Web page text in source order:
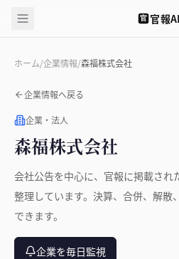
官 官報AI
ホーム/企業情報/森福株式会社
企業情報へ戻る
企業・法人
森福株式会社
会社公告を中心に、官報に掲載され
整理しています。決算、合併、解散
できます。
企業を毎日監視